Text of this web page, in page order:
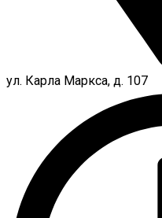
ул. Карла Маркса, д. 107